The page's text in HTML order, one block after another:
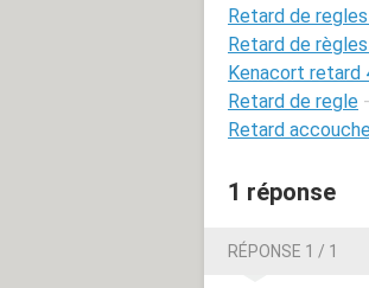
Retard de
Retard de
Kenacort retard
Retard de regle
Retard
1 réponse
RÉPONSE 1 / 1